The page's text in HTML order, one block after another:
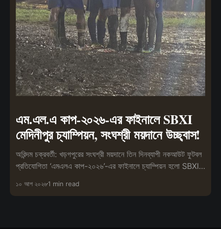
এম.এল.এ কাপ-২০২৬-এর ফাইনালে SBXI
মেদিনীপুর চ্যাম্পিয়ন, সংঘশ্রী ময়দানে উচ্ছ্বাস!
অরিন্দম চক্রবর্তী: খড়গপুরের সংঘশ্রী ময়দানে তিন দিনব্যাপী নকআউট ফুটবল
প্রতিযোগিতা ‘এমএলএ কাপ-২০২৬’-এর ফাইনালে চ্যাম্পিয়ন হলো SBXI
১০ আগ ২০২৬1 min read